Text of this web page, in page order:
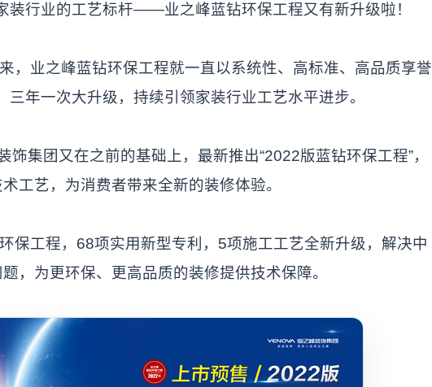
行业的工艺标杆——业之峰蓝钻环保工程又有新升级啦！
业之峰蓝钻环保工程就一直以系统性、高标准、高品质享誉
三年一次大升级，持续引领家装行业工艺水平进步。
集团又在之前的基础上，最新推出“2022版蓝钻环保工程”，
工艺，为消费者带来全新的装修体验。
工程，68项实用新型专利，5项施工工艺全新升级，解决中
，为更环保、更高品质的装修提供技术保障。